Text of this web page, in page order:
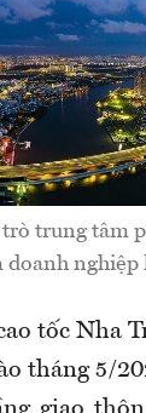
trung tâm
doanh nghiệp
tốc Nha
tháng 5/